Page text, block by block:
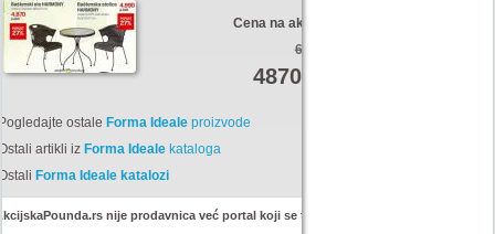
Cena na akciji:
6680
4870Din
ostale Forma Idealeproizvode
artikli iz Forma Idealekataloga
Forma Ideale katalozi
nije prodavnica već portal koji se trudi da uštedi vaš novac.